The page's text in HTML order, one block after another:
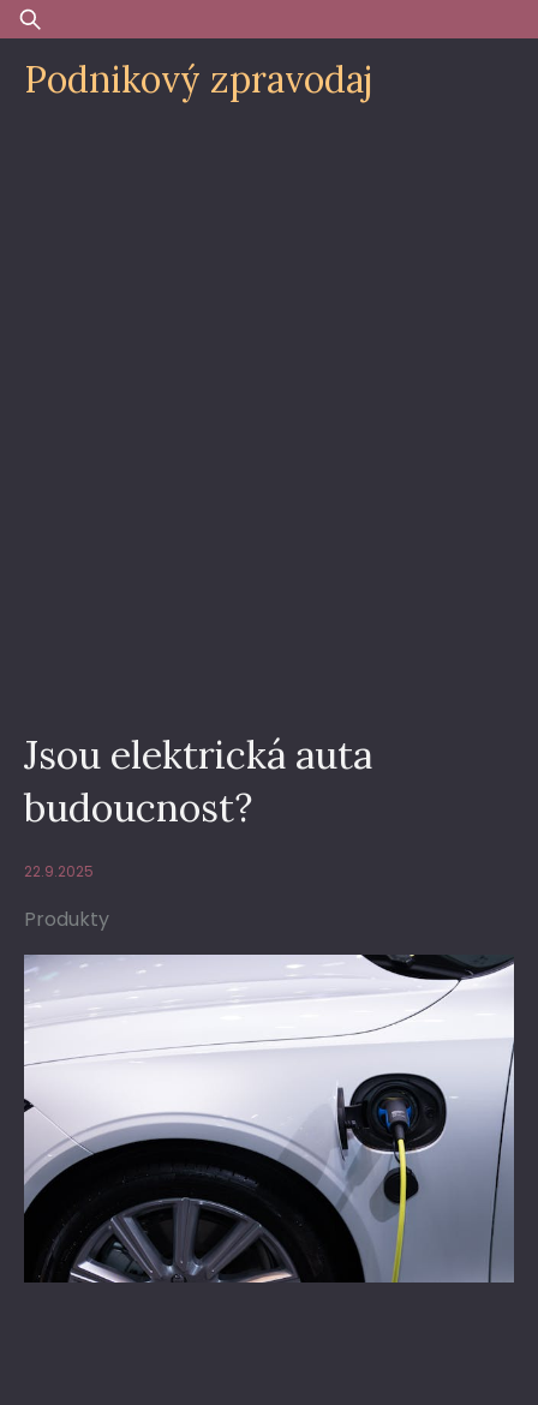
Skip
to
content
Vyhledávání
Podnikový zpravodaj
Jsou elektrická auta
budoucnost?
22.9.2025
Produkty